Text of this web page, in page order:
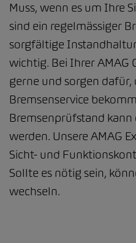
Muss, wenn es um Ihre
sind ein regelmässiger
sorgfältige
wichtig. Bei Ihrer AMAG
gerne und sorgen dafür,
Bremsenservice
Bremsenprüfstand
werden. Unsere AMAG
Sicht- und
Sollte es nötig sein,
wechseln.